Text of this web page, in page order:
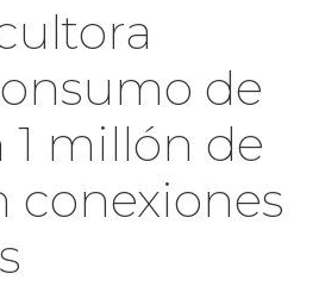
de
1 millón de
conexiones